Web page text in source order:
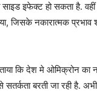
इफेक्ट हो सकता है.
जिसके नकारात्मक प्रभाव
कि देश मे ओमिक्रोन
बरती जा रही है.